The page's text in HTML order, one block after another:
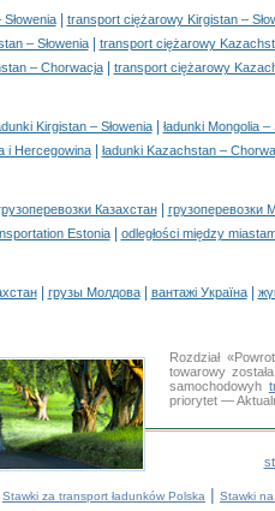
|
transport ciężarowy Kirgistan –
– Słowenia|
transport ciężarowy
– Chorwacja| transport ciężarowy
Kirgistan – Słowenia|
ładunki Mongolia –
i Hercegowina| ładunki Kazachstan –
Казахстан|
грузоперевозки
Estonia| odległości między
| грузы Молдова| вантажі Україна|
Rozdział
towarowy
samochodowyh
priorytet —
Stawki za transport ładunków Polska | Stawki